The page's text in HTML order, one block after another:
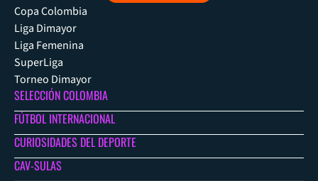
Copa Colombia
Liga Dimayor
Liga Femenina
SuperLiga
Torneo Dimayor
SELECCIÓN COLOMBIA
FÚTBOL INTERNACIONAL
CURIOSIDADES DEL DEPORTE
CAV-SULAS